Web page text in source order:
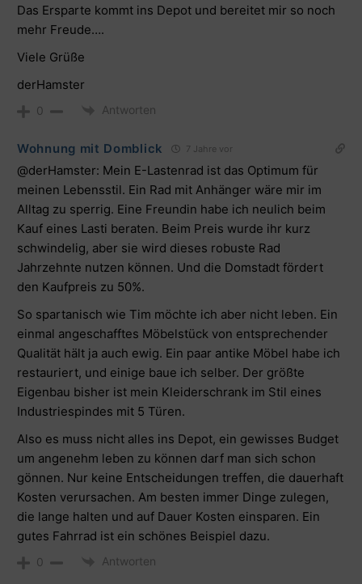
Das Ersparte kommt ins Depot und bereitet mir so noch
mehr Freude….
Viele Grüße
derHamster
0 Antworten
Wohnung mit Domblick 7 Jahre vor
@derHamster: Mein E-Lastenrad ist das Optimum für
meinen Lebensstil. Ein Rad mit Anhänger wäre mir im
Alltag zu sperrig. Eine Freundin habe ich neulich beim
Kauf eines Lasti beraten. Beim Preis wurde ihr kurz
schwindelig, aber sie wird dieses robuste Rad
Jahrzehnte nutzen können. Und die Domstadt fördert
den Kaufpreis zu 50%.
So spartanisch wie Tim möchte ich aber nicht leben. Ein
einmal angeschafftes Möbelstück von entsprechender
Qualität hält ja auch ewig. Ein paar antike Möbel habe ich
restauriert, und einige baue ich selber. Der größte
Eigenbau bisher ist mein Kleiderschrank im Stil eines
Industriespindes mit 5 Türen.
Also es muss nicht alles ins Depot, ein gewisses Budget
um angenehm leben zu können darf man sich schon
gönnen. Nur keine Entscheidungen treffen, die dauerhaft
Kosten verursachen. Am besten immer Dinge zulegen,
die lange halten und auf Dauer Kosten einsparen. Ein
gutes Fahrrad ist ein schönes Beispiel dazu.
0 Antworten